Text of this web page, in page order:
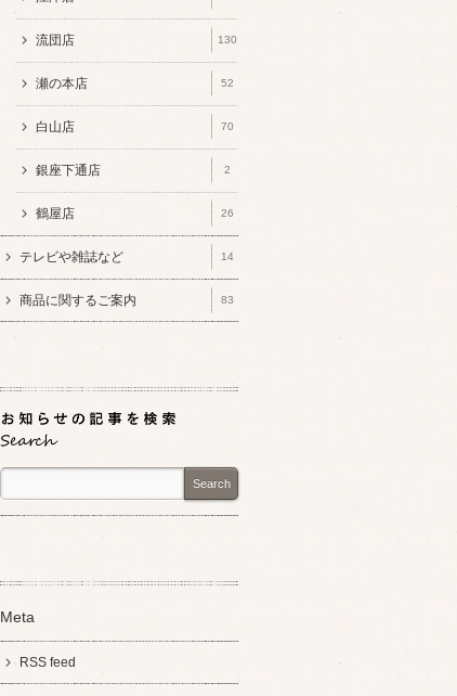
流団店 130
瀬の本店 52
白山店 70
銀座下通店 2
鶴屋店 26
テレビや雑誌など 14
商品に関するご案内 83
Search
Meta
RSS feed